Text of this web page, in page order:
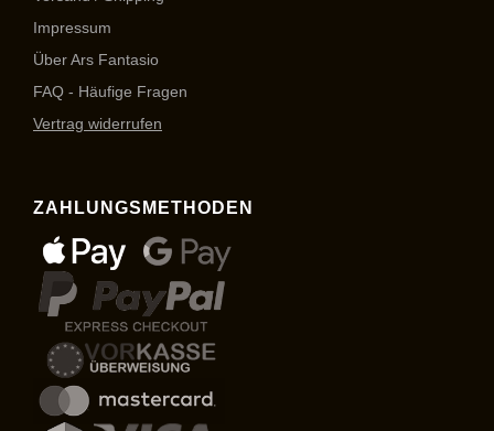
Impressum
Über Ars Fantasio
FAQ - Häufige Fragen
Vertrag widerrufen
ZAHLUNGSMETHODEN